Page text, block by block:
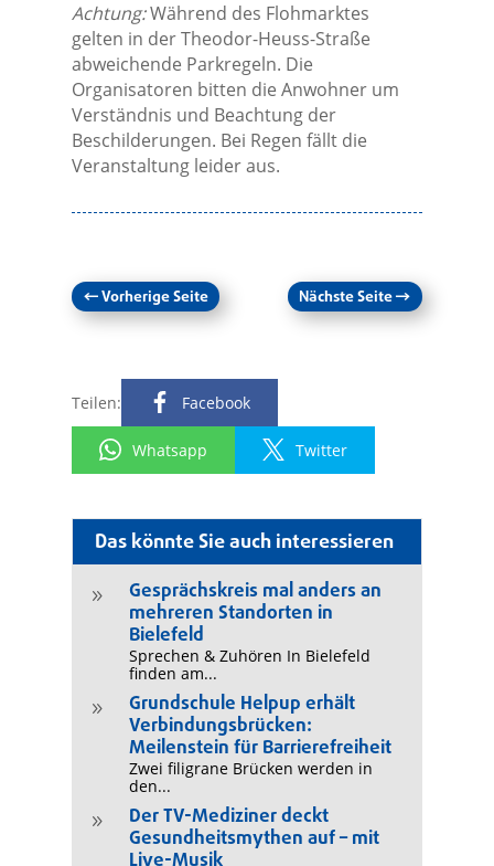
Das könnte Sie auch interessieren
9
Gesprächskreis mal anders an
mehreren Standorten in
Bielefeld
Sprechen & Zuhören In Bielefeld
finden am...
9
Grundschule Helpup erhält
Verbindungsbrücken:
Meilenstein für Barrierefreiheit
Zwei filigrane Brücken werden in
den...
9
Der TV-Mediziner deckt
Gesundheitsmythen auf – mit
Achtung:Während des Flohmarktes
gelten in der Theodor-Heuss-Straße
abweichende Parkregeln. Die
Organisatoren bitten die Anwohner um
Verständnis und Beachtung der
Beschilderungen. Bei Regen fällt die
Veranstaltung leider aus.
←Vorherige Seite Nächste Seite→
Teilen: Facebook
Whatsapp Twitter